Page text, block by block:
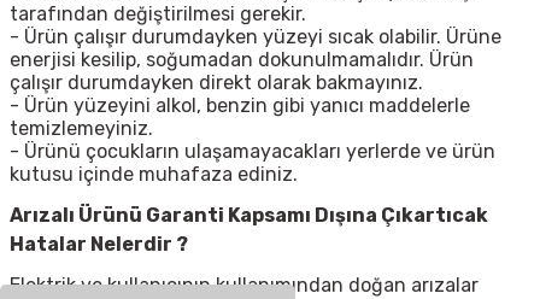
tarafından değiştirilmesi gerekir.
- Ürün çalışır durumdayken yüzeyi sıcak olabilir. Ürüne
enerjisi kesilip, soğumadan dokunulmamalıdır. Ürün
çalışır durumdayken direkt olarak bakmayınız.
- Ürün yüzeyini alkol, benzin gibi yanıcı maddelerle
temizlemeyiniz.
- Ürünü çocukların ulaşamayacakları yerlerde ve ürün
kutusu içinde muhafaza ediniz.
Arızalı Ürünü Garanti Kapsamı Dışına Çıkartıcak
Hatalar Nelerdir ?
Elektrik ve kullanıcının kullanımından doğan arızalar